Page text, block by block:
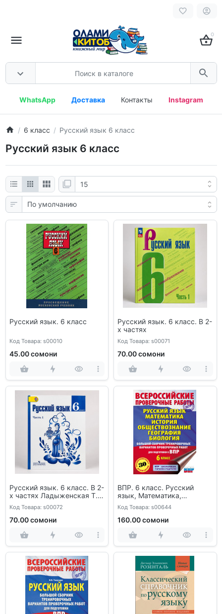
0
WhatsApp Доставка Контакты Instagram
6 класс Русский язык 6 класс
Русский язык 6 класс
Русский язык. 6 класс
Код Товара: s00010
45.00 сомони
Русский язык. 6 класс. В 2-
х частях
Код Товара: s00071
70.00 сомони
Русский язык. 6 класс. В 2-
х частях Ладыженская Т.
А.
Код Товара: s00072
70.00 сомони
ВПР. 6 класс. Русский
язык, Математика,
История, Обществознание,
География, Биология
Код Товара: s00644
160.00 сомони